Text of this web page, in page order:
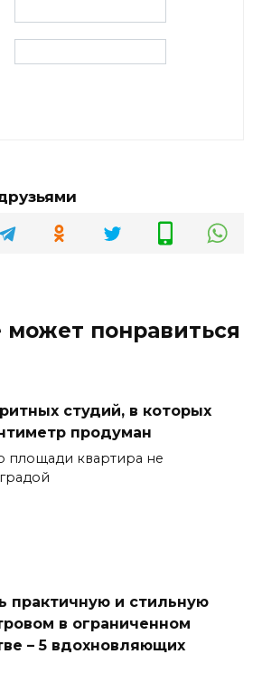
понравиться
студий, в которых
продуман
площади квартира не
практичную и стильную
в ограниченном
– 5 вдохновляющих